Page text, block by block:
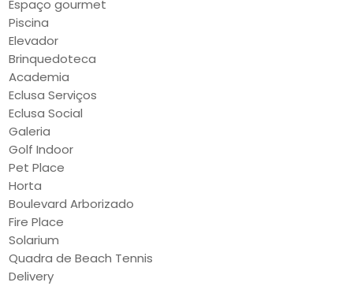
Espaço gourmet
Piscina
Elevador
Brinquedoteca
Academia
Eclusa Serviços
Eclusa Social
Galeria
Golf Indoor
Pet Place
Horta
Boulevard Arborizado
Fire Place
Solarium
Quadra de Beach Tennis
Delivery